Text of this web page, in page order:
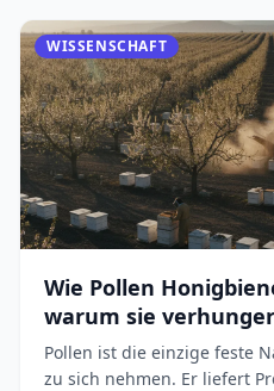
WISSENSCHAFT
Wie Pollen
warum sie
Pollen ist die einzige feste
zu sich nehmen. Er liefert